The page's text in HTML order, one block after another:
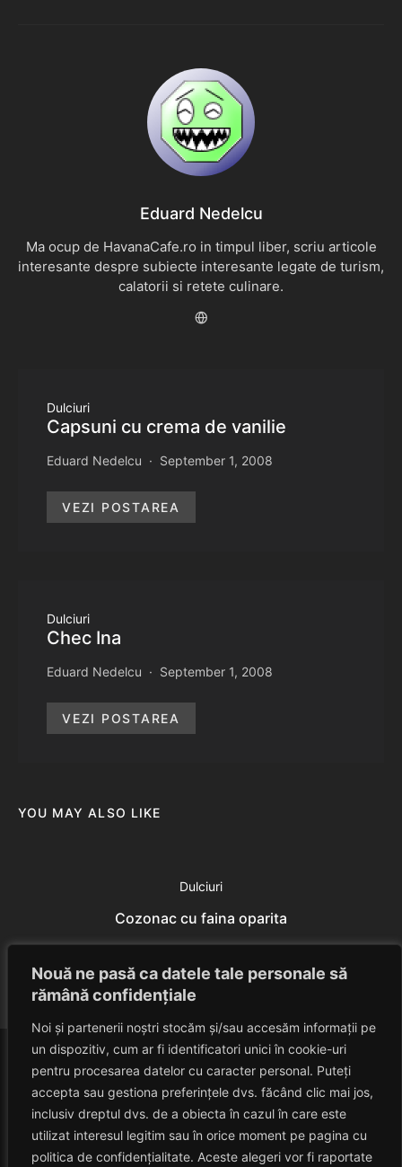
Nouă ne pasă ca datele tale personale să
rămână confidențiale
Noi și partenerii noștri stocăm și/sau accesăm informații pe
un dispozitiv, cum ar fi identificatori unici în cookie-uri
pentru procesarea datelor cu caracter personal. Puteți
accepta sau gestiona preferințele dvs. făcând clic mai jos,
inclusiv dreptul dvs. de a obiecta în cazul în care este
utilizat interesul legitim sau în orice moment pe pagina cu
politica de confidențialitate. Aceste alegeri vor fi raportate
Eduard Nedelcu
Ma ocup de HavanaCafe.ro in timpul liber, scriu articole
interesante despre subiecte interesante legate de turism,
calatorii si retete culinare.
Dulciuri
Capsuni cu crema de vanilie
Eduard Nedelcu September 1, 2008
VEZI POSTAREA
Dulciuri
Chec Ina
Eduard Nedelcu September 1, 2008
VEZI POSTAREA
YOU MAY ALSO LIKE
Dulciuri
Cozonac cu faina oparita
Eduard Nedelcu July 18, 2014